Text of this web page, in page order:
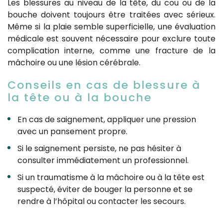
Les blessures au niveau de la tête, du cou ou de la
bouche doivent toujours être traitées avec sérieux.
Même si la plaie semble superficielle, une évaluation
médicale est souvent nécessaire pour exclure toute
complication interne, comme une fracture de la
mâchoire ou une lésion cérébrale.
Conseils en cas de blessure à
la tête ou à la bouche
En cas de saignement, appliquer une pression
avec un pansement propre.
Si le saignement persiste, ne pas hésiter à
consulter immédiatement un professionnel.
Si un traumatisme à la mâchoire ou à la tête est
suspecté, éviter de bouger la personne et se
rendre à l’hôpital ou contacter les secours.